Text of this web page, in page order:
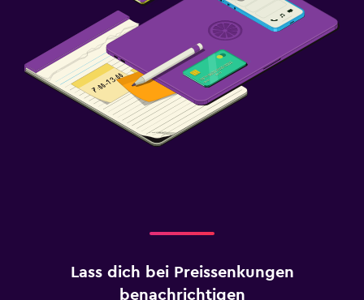
Lass dich bei Preissenkungen
benachrichtigen